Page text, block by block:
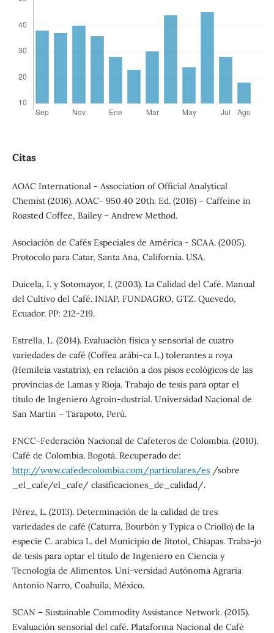
Citas
AOAC International - Association of Official Analytical
Chemist (2016). AOAC- 950.40 20th. Ed. (2016) – Caffeine in
Roasted Coffee, Bailey – Andrew Method.
Asociación de Cafés Especiales de América - SCAA. (2005).
Protocolo para Catar, Santa Ana, California. USA.
Duicela, I. y Sotomayor, I. (2003). La Calidad del Café. Manual
del Cultivo del Café. INIAP, FUNDAGRO, GTZ. Quevedo,
Ecuador. PP: 212-219.
Estrella, L. (2014). Evaluación física y sensorial de cuatro
variedades de café (Coffea arábi-ca L.) tolerantes a roya
(Hemileia vastatrix), en relación a dos pisos ecológicos de las
provincias de Lamas y Rioja. Trabajo de tesis para optar el
título de Ingeniero Agroin-dustrial. Universidad Nacional de
San Martín – Tarapoto, Perú.
FNCC-Federación Nacional de Cafeteros de Colombia. (2010).
Café de Colombia. Bogotá. Recuperado de:
http://www.cafedecolombia.com/particulares/es/sobre
_el_cafe/el_cafe/ clasificaciones_de_calidad/.
Pérez, L. (2013). Determinación de la calidad de tres
variedades de café (Caturra, Bourbón y Typica o Criollo) de la
especie C. arabica L. del Municipio de Jitotol, Chiapas. Traba-jo
de tesis para optar el título de Ingeniero en Ciencia y
Tecnología de Alimentos. Uni-versidad Autónoma Agraria
Antonio Narro, Coahuila, México.
SCAN – Sustainable Commodity Assistance Network. (2015).
Evaluación sensorial del café. Plataforma Nacional de Café